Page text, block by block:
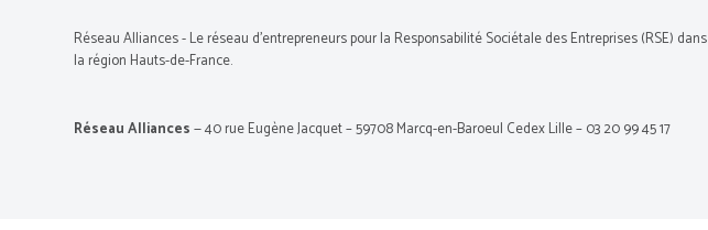
Réseau Alliances - Le réseau d’entrepreneurs pour la Responsabilité Sociétale des Entreprises (RSE) dans
la région Hauts-de-France.
Réseau Alliances— 40 rue Eugène Jacquet – 59708 Marcq-en-Baroeul Cedex Lille – 03 20 99 45 17